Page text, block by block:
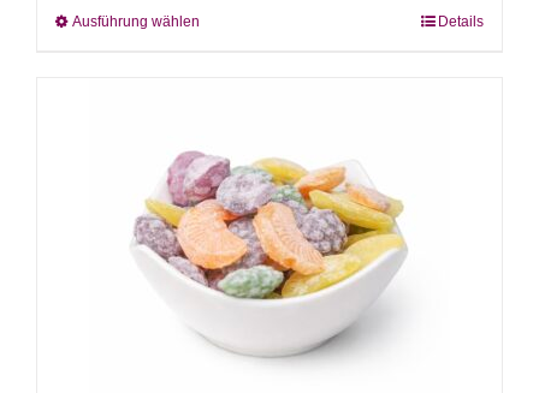
Ausführung wählen
Varianten
auf.
Die
Optionen
auf
Details